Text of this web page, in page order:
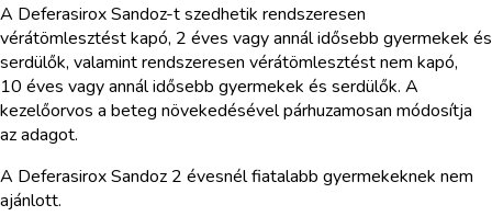
A Deferasirox Sandoz-t szedhetik rendszeresen
vérátömlesztést kapó, 2 éves vagy annál idősebb gyermekek és
serdülők, valamint rendszeresen vérátömlesztést nem kapó,
10 éves vagy annál idősebb gyermekek és serdülők. A
kezelőorvos a beteg növekedésével párhuzamosan módosítja
az adagot.
A Deferasirox Sandoz 2 évesnél fiatalabb gyermekeknek nem
ajánlott.